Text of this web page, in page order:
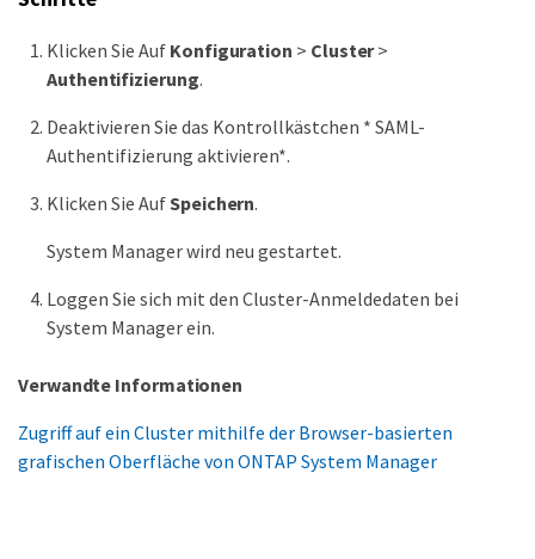
Klicken Sie Auf Konfiguration > Cluster>
Authentifizierung.
Deaktivieren Sie das Kontrollkästchen * SAML-
Authentifizierung aktivieren*.
Klicken Sie AufSpeichern.
System Manager wird neu gestartet.
Loggen Sie sich mit den Cluster-Anmeldedaten bei
System Manager ein.
Verwandte Informationen
Zugriff auf ein Cluster mithilfe der Browser-basierten
grafischen Oberfläche von ONTAP System Manager